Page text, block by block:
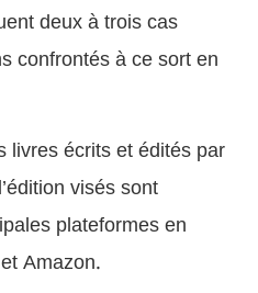
deux à trois cas
confrontés à ce sort en
livres écrits et édités par
visés sont
plateformes en
Amazon.